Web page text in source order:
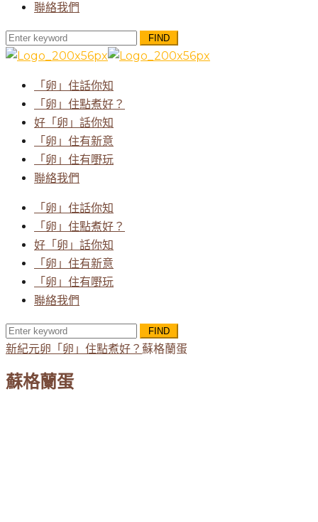
聯絡我們
Search
for:
「卵」住話你知
「卵」住點煮好？
好「卵」話你知
「卵」住有新意
「卵」住有嘢玩
聯絡我們
「卵」住話你知
「卵」住點煮好？
好「卵」話你知
「卵」住有新意
「卵」住有嘢玩
聯絡我們
Search
for:
新紀元卵 「卵」住點煮好？ 蘇格蘭蛋
蘇格蘭蛋